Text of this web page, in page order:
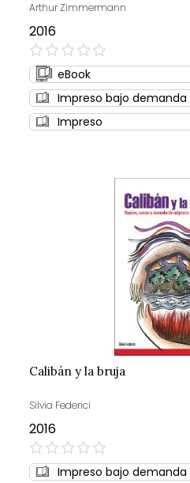
Arthur Zimmermann
2016
0%
eBook
Impreso bajo demanda
Impreso
Calibán y la bruja
Silvia Federici
2016
0%
Impreso bajo demanda